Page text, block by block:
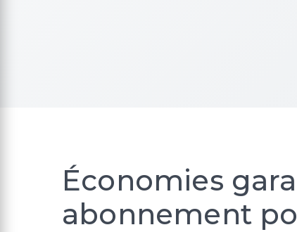
Économies
abonnement